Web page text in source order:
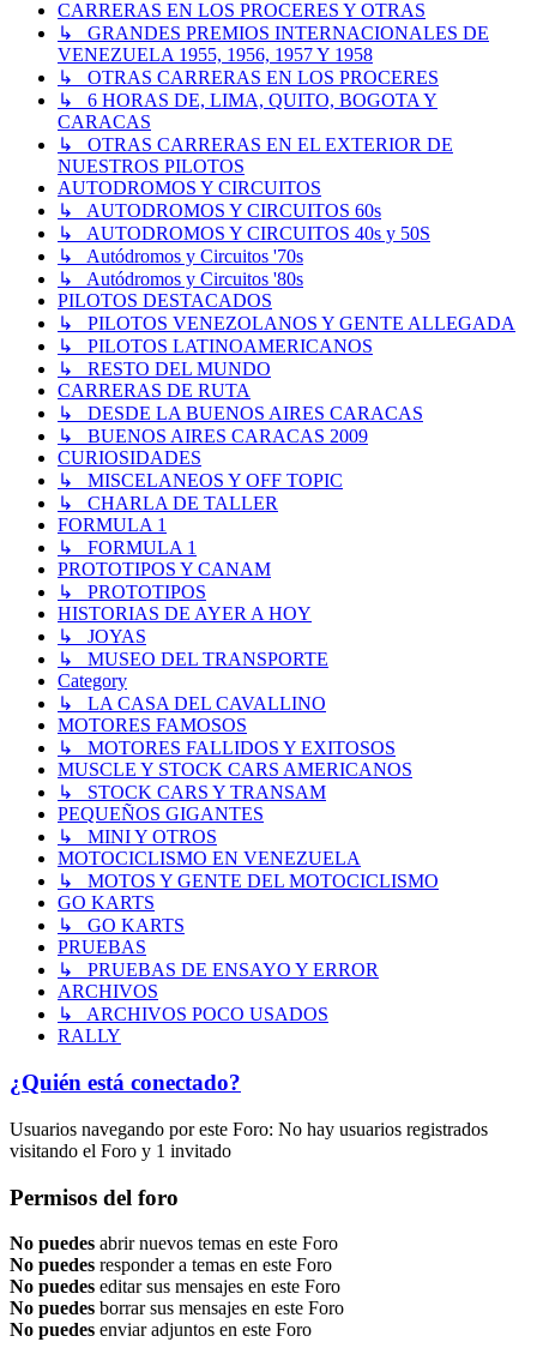
CARRERAS EN LOS PROCERES Y OTRAS
↳ GRANDES PREMIOS INTERNACIONALES DE
VENEZUELA 1955, 1956, 1957 Y 1958
↳ OTRAS CARRERAS EN LOS PROCERES
↳ 6 HORAS DE, LIMA, QUITO, BOGOTA Y
CARACAS
↳ OTRAS CARRERAS EN EL EXTERIOR DE
NUESTROS PILOTOS
AUTODROMOS Y CIRCUITOS
↳ AUTODROMOS Y CIRCUITOS 60s
↳ AUTODROMOS Y CIRCUITOS 40s y 50S
↳ Autódromos y Circuitos '70s
↳ Autódromos y Circuitos '80s
PILOTOS DESTACADOS
↳ PILOTOS VENEZOLANOS Y GENTE ALLEGADA
↳ PILOTOS LATINOAMERICANOS
↳ RESTO DEL MUNDO
CARRERAS DE RUTA
↳ DESDE LA BUENOS AIRES CARACAS
↳ BUENOS AIRES CARACAS 2009
CURIOSIDADES
↳ MISCELANEOS Y OFF TOPIC
↳ CHARLA DE TALLER
FORMULA 1
↳ FORMULA 1
PROTOTIPOS Y CANAM
↳ PROTOTIPOS
HISTORIAS DE AYER A HOY
↳ JOYAS
↳ MUSEO DEL TRANSPORTE
Category
↳ LA CASA DEL CAVALLINO
MOTORES FAMOSOS
↳ MOTORES FALLIDOS Y EXITOSOS
MUSCLE Y STOCK CARS AMERICANOS
↳ STOCK CARS Y TRANSAM
PEQUEÑOS GIGANTES
↳ MINI Y OTROS
MOTOCICLISMO EN VENEZUELA
↳ MOTOS Y GENTE DEL MOTOCICLISMO
GO KARTS
↳ GO KARTS
PRUEBAS
↳ PRUEBAS DE ENSAYO Y ERROR
ARCHIVOS
↳ ARCHIVOS POCO USADOS
RALLY
¿Quién está conectado?
Usuarios navegando por este Foro: No hay usuarios registrados
visitando el Foro y 1 invitado
Permisos del foro
No puedes abrir nuevos temas en este Foro
No puedes responder a temas en este Foro
No puedes editar sus mensajes en este Foro
No puedes borrar sus mensajes en este Foro
No puedes enviar adjuntos en este Foro